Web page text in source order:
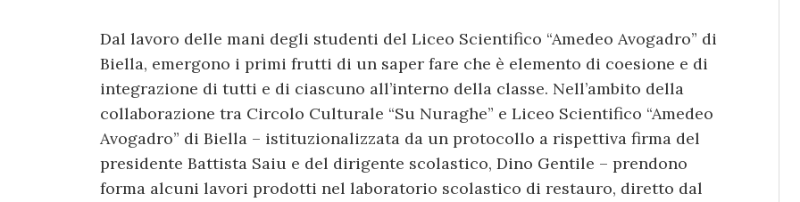
Dal lavoro delle mani degli studenti del Liceo Scientifico “Amedeo Avogadro” di
Biella, emergono i primi frutti di un saper fare che è elemento di coesione e di
integrazione di tutti e di ciascuno all’interno della classe. Nell’ambito della
collaborazione tra Circolo Culturale “Su Nuraghe” e Liceo Scientifico “Amedeo
Avogadro” di Biella – istituzionalizzata da un protocollo a rispettiva firma del
presidente Battista Saiu e del dirigente scolastico, Dino Gentile – prendono
forma alcuni lavori prodotti nel laboratorio scolastico di restauro, diretto dal